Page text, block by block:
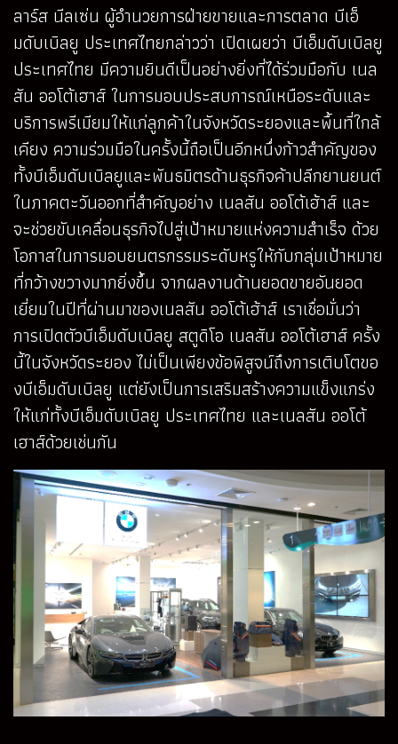
ลาร์ส นีลเซ่น ผู้อำนวยการฝ่ายขายและการตลาด บีเอ็
มดับเบิลยู ประเทศไทยกล่าวว่า เปิดเผยว่า บีเอ็มดับเบิลยู
ประเทศไทย มีความยินดีเป็นอย่างยิ่งที่ได้ร่วมมือกับ เนล
สัน ออโต้เฮาส์ ในการมอบประสบการณ์เหนือระดับและ
บริการพรีเมียมให้แก่ลูกค้าในจังหวัดระยองและพื้นที่ใกล้
เคียง ความร่วมมือในครั้งนี้ถือเป็นอีกหนึ่งก้าวสำคัญของ
ทั้งบีเอ็มดับเบิลยูและพันธมิตรด้านธุรกิจค้าปลีกยานยนต์
ในภาคตะวันออกที่สำคัญอย่าง เนลสัน ออโต้เฮ้าส์ และ
จะช่วยขับเคลื่อนธุรกิจไปสู่เป้าหมายแห่งความสำเร็จ ด้วย
โอกาสในการมอบยนตรกรรมระดับหรูให้กับกลุ่มเป้าหมาย
ที่กว้างขวางมากยิ่งขึ้น จากผลงานด้านยอดขายอันยอด
เยี่ยมในปีที่ผ่านมาของเนลสัน ออโต้เฮ้าส์ เราเชื่อมั่นว่า
การเปิดตัวบีเอ็มดับเบิลยู สตูดิโอ เนลสัน ออโต้เฮาส์ ครั้ง
นี้ในจังหวัดระยอง ไม่เป็นเพียงข้อพิสูจน์ถึงการเติบโตขอ
งบีเอ็มดับเบิลยู แต่ยังเป็นการเสริมสร้างความแข็งแกร่ง
ให้แก่ทั้งบีเอ็มดับเบิลยู ประเทศไทย และเนลสัน ออโต้
เฮาส์ด้วยเช่นกัน